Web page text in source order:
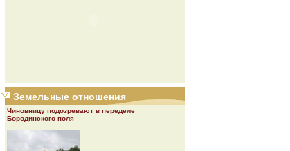
Земельные отношения
Чиновницу подозревают в переделе
Бородинского поля